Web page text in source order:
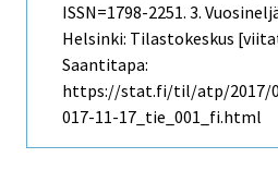
ISSN=1798-2251. 3.
Helsinki: Tilastokeskus
Saantitapa:
https://stat.fi/til/atp/2017/
017-11-17_tie_001_fi.html